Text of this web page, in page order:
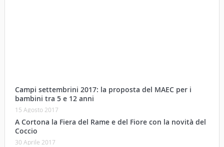
Campi settembrini 2017: la proposta del MAEC per i
bambini tra 5 e 12 anni
15 Agosto 2017
A Cortona la Fiera del Rame e del Fiore con la novità del
Coccio
30 Aprile 2017